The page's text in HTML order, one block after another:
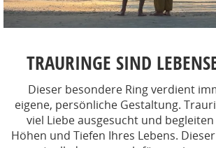
TRAURINGE SIND
Dieser besondere Ring verdient
eigene, persönliche Gestaltung.
viel Liebe ausgesucht und
Höhen und Tiefen Ihres Lebens.